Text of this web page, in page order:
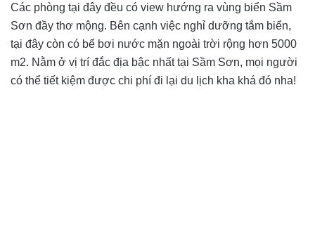
Các phòng tại đây đều có view hướng ra vùng biển Sầm
Sơn đầy thơ mộng. Bên cạnh việc nghỉ dưỡng tắm biển,
tại đây còn có bể bơi nước mặn ngoài trời rộng hơn 5000
m2. Nằm ở vị trí đắc địa bậc nhất tại Sầm Sơn, mọi người
có thể tiết kiệm được chi phí đi lại du lịch kha khá đó nha!